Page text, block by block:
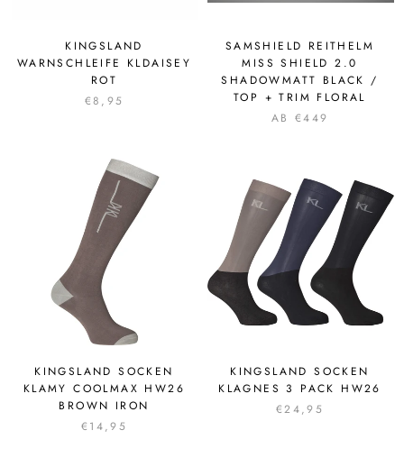
KINGSLAND
WARNSCHLEIFE KLDAISEY
ROT
€8,95
SAMSHIELD REITHELM
MISS SHIELD 2.0
SHADOWMATT BLACK /
TOP + TRIM FLORAL
AB €449
KINGSLAND SOCKEN
KLAMY COOLMAX HW26
BROWN IRON
€14,95
KINGSLAND SOCKEN
KLAGNES 3 PACK HW26
€24,95